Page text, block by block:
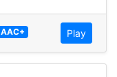
AAC+ Play